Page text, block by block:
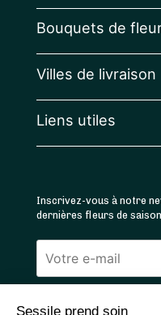
Sessile prend soin
Bouquets de
Villes de livraison
Liens utiles
Inscrivez-vous à notre
dernières fleurs de saison
Veuillez